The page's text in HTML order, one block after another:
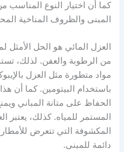
كما أن اختيار النوع المناسب
المبنى والظروف المناخية
العزل المائي هو الحل الأمثل
من الرطوبة والعفن. لذلك،
مواد متطورة مثل العزل
باستخدام البيتومين. كما أن
الحفاظ على متانة المباني
المستمر للمياه. كذلك، يعتبر
المكشوفة التي تتعرض
دائمة للمبنى.